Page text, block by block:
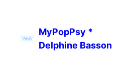
contenu MyPopPsy *
Delphine Basson